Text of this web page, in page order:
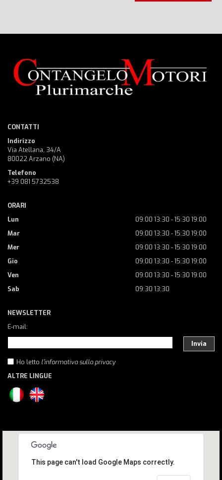
CONTATTI
Indirizzo
Via Atellana, 34/A
80022 Arzano (NA)
Telefono
+39 081 5732538
ORARI
Lun
09:00 13:30 - 15:30 19:00
Mar
09:00 13:30 - 15:30 19:00
Mer
09:00 13:30 - 15:30 19:00
Gio
09:00 13:30 - 15:30 19:00
Ven
09:00 13:30 - 15:30 19:00
Sab
09:30 13:30
NEWSLETTER
E-mail:
Invia
Ho letto l'informativa sulla privacy
ALTRE LINGUE
This page can't load Google Maps correctly.